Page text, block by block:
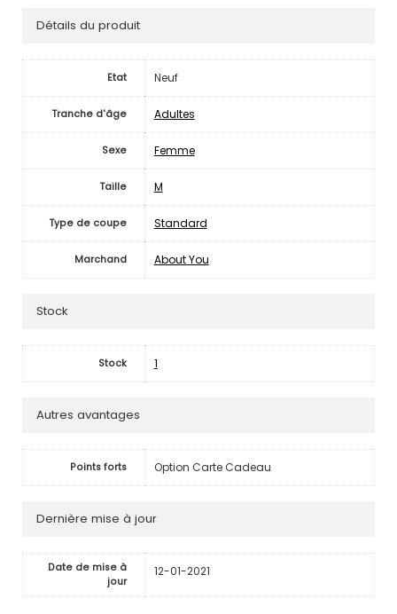
Détails du produit
Etat Neuf
Tranche d'âge Adultes
Sexe Femme
Taille M
Type de coupe Standard
Marchand About You
Stock
Stock 1
Autres avantages
Points forts Option Carte Cadeau
Dernière mise à jour
Date de mise à
jour
12-01-2021